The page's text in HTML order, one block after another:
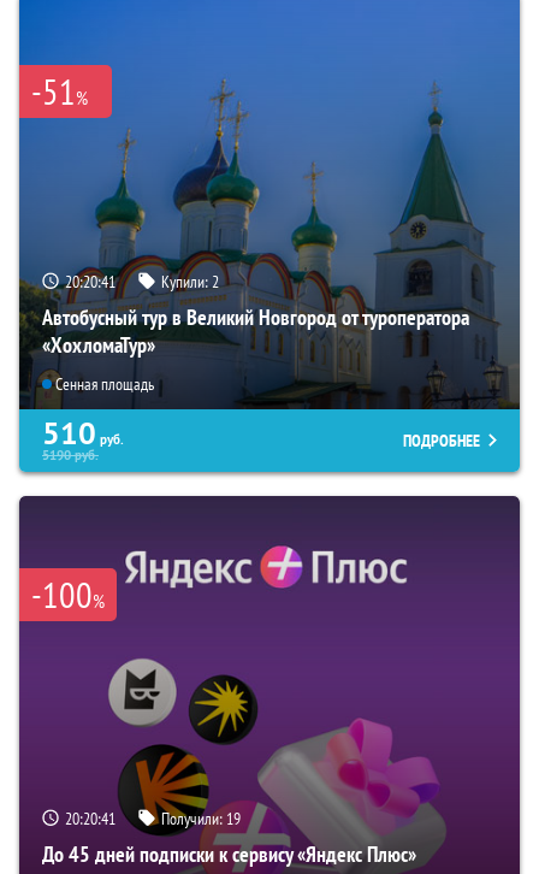
-51%
20:20:39 Купили:2
Автобусный тур в Великий Новгород от туроператора
«ХохломаТур»
Сенная площадь
510 руб.
5190руб.
ПОДРОБНЕЕ
-100%
20:20:39 Получили: 19
До 45 дней подписки к сервису «Яндекс Плюс»